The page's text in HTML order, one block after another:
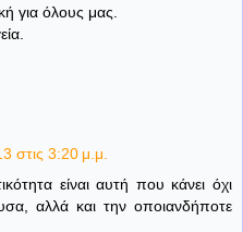
για όλους μας.
στις 3:20 μ.μ.
είναι αυτή που κάνει όχι
αλλά και την οποιανδήποτε